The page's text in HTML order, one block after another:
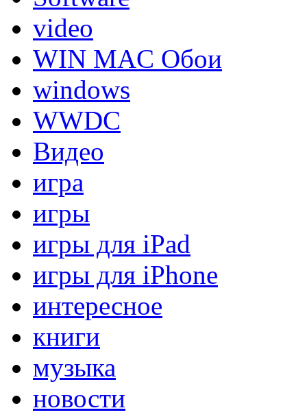
video
WIN MAC Обои
windows
WWDC
Видео
игра
игры
игры для iPad
игры для iPhone
интересное
книги
музыка
новости